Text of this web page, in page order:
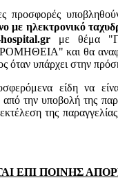
προσφορές
με ηλεκτρονικό
με θέμα
και θα
όταν υπάρχει στην
είδη να
από την υποβολή της
της
ΕΠΙ ΠΟΙΝΗΣ